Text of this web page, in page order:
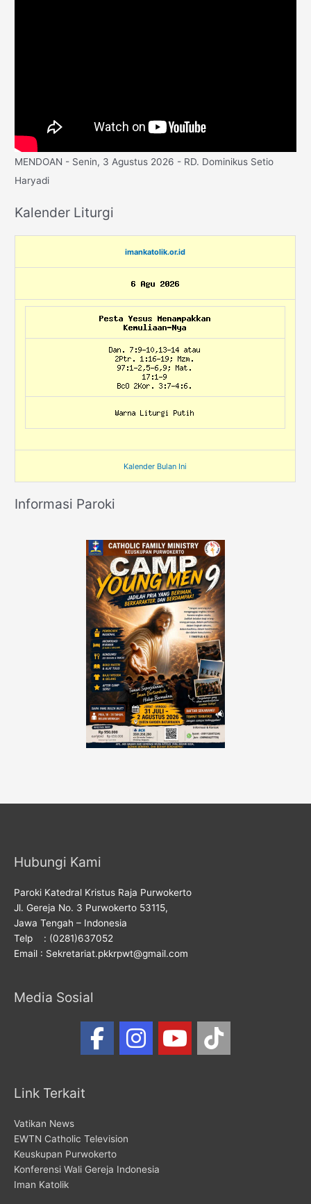
MENDOAN - Senin, 3 Agustus 2026 - RD. Dominikus Setio
Haryadi
Kalender Liturgi
imankatolik.or.id
Kalender Bulan Ini
Informasi Paroki
Hubungi Kami
Paroki Katedral Kristus Raja Purwokerto
Jl. Gereja No. 3 Purwokerto 53115,
Jawa Tengah – Indonesia
Telp : (0281)637052
Email : Sekretariat.pkkrpwt@gmail.com
Media Sosial
Link Terkait
Vatikan News
EWTN Catholic Television
Keuskupan Purwokerto
Konferensi Wali Gereja Indonesia
Iman Katolik